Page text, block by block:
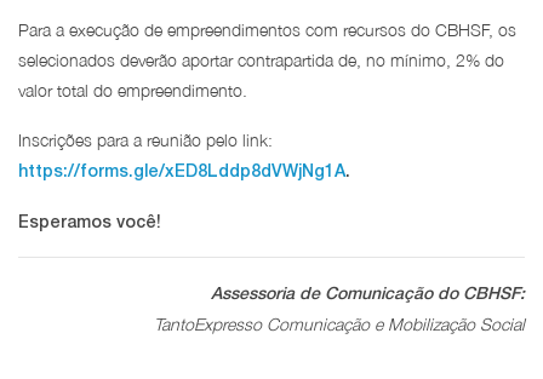
Para a execução de empreendimentos com recursos do CBHSF, os
selecionados deverão aportar contrapartida de, no mínimo, 2% do
valor total do empreendimento.
Inscrições para a reunião pelo link:
https://forms.gle/xED8Lddp8dVWjNg1A.
Esperamos você!
Assessoria de Comunicação do CBHSF:
TantoExpresso Comunicação e Mobilização Social